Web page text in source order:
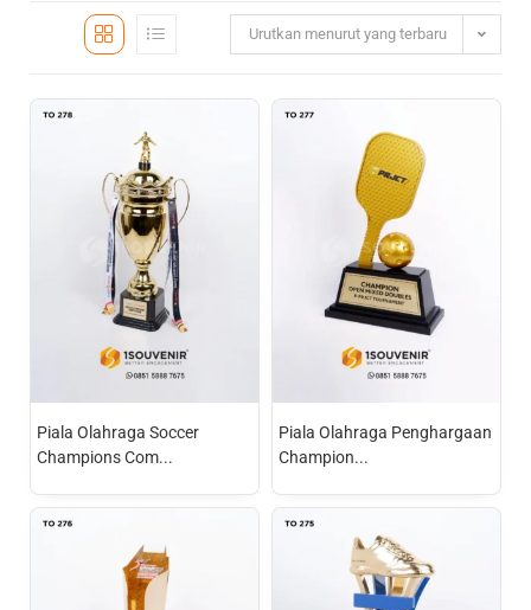
Urutkan menurut yang terbaru
Piala Olahraga Soccer
Champions Com...
Piala Olahraga Penghargaan
Champion...